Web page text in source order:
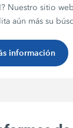
Nuestro sitio
aún más su
información